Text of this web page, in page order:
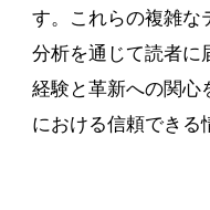
す。これらの複雑な
分析を通じて読者に
経験と革新への関心
における信頼できる